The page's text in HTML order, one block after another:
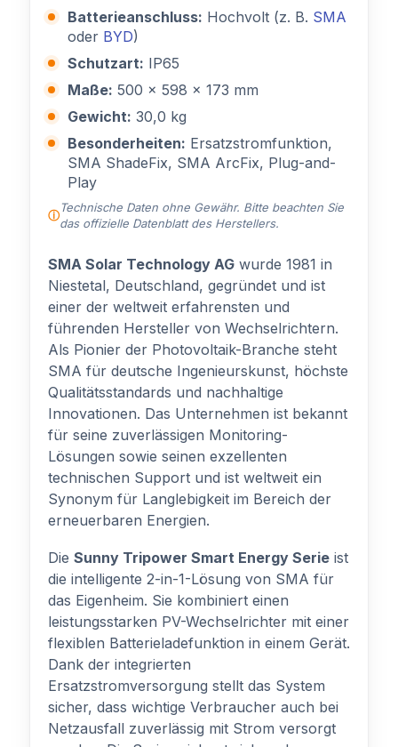
Batterieanschluss: Hochvolt (z. B. SMA
oder BYD)
Schutzart: IP65
Maße: 500 x 598 x 173 mm
Gewicht: 30,0 kg
Besonderheiten: Ersatzstromfunktion,
SMA ShadeFix, SMA ArcFix, Plug-and-
Play
Technische Daten ohne Gewähr. Bitte beachten Sie
das offizielle Datenblatt des Herstellers.
SMA Solar Technology AG wurde 1981 in
Niestetal, Deutschland, gegründet und ist
einer der weltweit erfahrensten und
führenden Hersteller von Wechselrichtern.
Als Pionier der Photovoltaik-Branche steht
SMA für deutsche Ingenieurskunst, höchste
Qualitätsstandards und nachhaltige
Innovationen. Das Unternehmen ist bekannt
für seine zuverlässigen Monitoring-
Lösungen sowie seinen exzellenten
technischen Support und ist weltweit ein
Synonym für Langlebigkeit im Bereich der
erneuerbaren Energien.
Die Sunny Tripower Smart Energy Serie ist
die intelligente 2-in-1-Lösung von SMA für
das Eigenheim. Sie kombiniert einen
leistungsstarken PV-Wechselrichter mit einer
flexiblen Batterieladefunktion in einem Gerät.
Dank der integrierten
Ersatzstromversorgung stellt das System
sicher, dass wichtige Verbraucher auch bei
Netzausfall zuverlässig mit Strom versorgt